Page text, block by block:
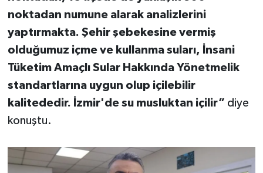
noktadan numune alarak analizlerini
yaptırmakta. Şehir şebekesine vermiş
olduğumuz içme ve kullanma suları, İnsani
Tüketim Amaçlı Sular Hakkında Yönetmelik
standartlarına uygun olup içilebilir
kalitededir. İzmir'de su musluktan içilir” diye
konuştu.